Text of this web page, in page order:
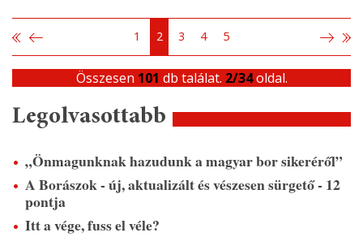
1 2 3 4 5
Összesen 101 db találat. 2/34oldal.
Legolvasottabb
„Önmagunknak hazudunk a magyar bor sikeréről”
A Borászok - új, aktualizált és vészesen sürgető - 12
pontja
Itt a vége, fuss el véle?